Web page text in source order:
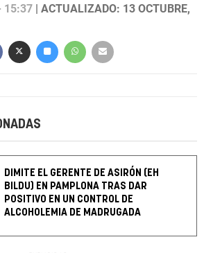
15:37 | ACTUALIZADO: 13 OCTUBRE,
DIMITE EL GERENTE DE ASIRÓN (EH
BILDU) EN PAMPLONA TRAS DAR
POSITIVO EN UN CONTROL DE
ALCOHOLEMIA DE MADRUGADA